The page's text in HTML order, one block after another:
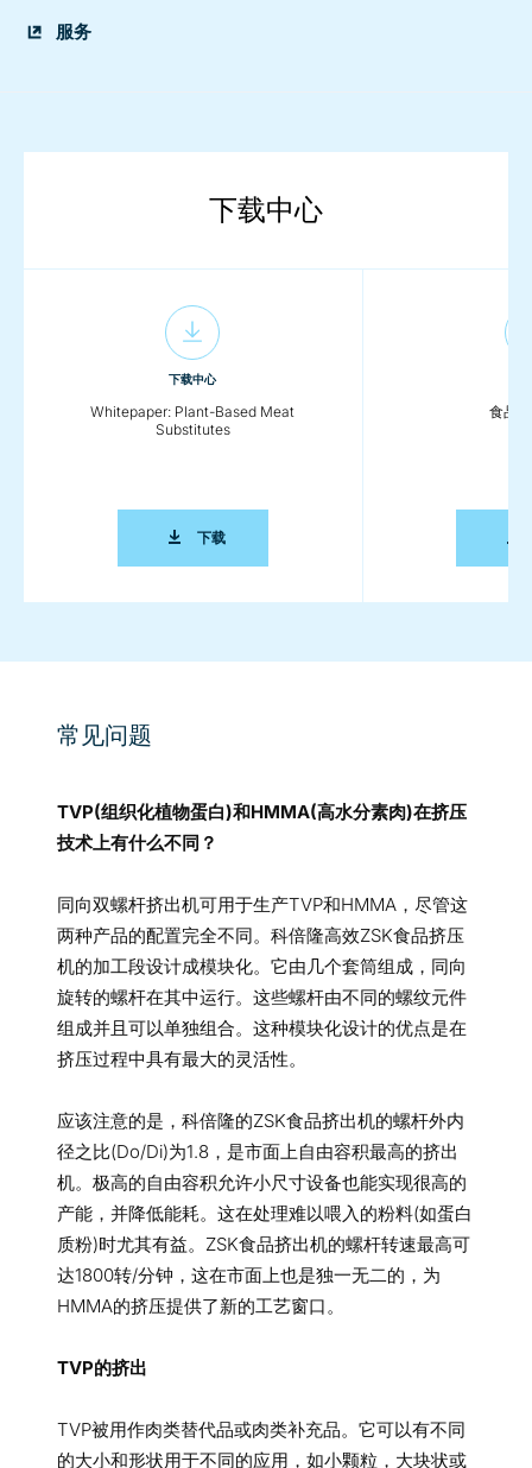
服务
下载中心
下载中心
Whitepaper: Plant-Based Meat
Substitutes
下载WHITEPAPER: PLANT-BASED MEAT
食品
常见问题
TVP(组织化植物蛋白)和HMMA(高水分素肉)在挤压
技术上有什么不同？
同向双螺杆挤出机可用于生产TVP和HMMA，尽管这
两种产品的配置完全不同。科倍隆高效ZSK食品挤压
机的加工段设计成模块化。它由几个套筒组成，同向
旋转的螺杆在其中运行。这些螺杆由不同的螺纹元件
组成并且可以单独组合。这种模块化设计的优点是在
挤压过程中具有最大的灵活性。
应该注意的是，科倍隆的ZSK食品挤出机的螺杆外内
径之比(Do/Di)为1.8，是市面上自由容积最高的挤出
机。极高的自由容积允许小尺寸设备也能实现很高的
产能，并降低能耗。这在处理难以喂入的粉料(如蛋白
质粉)时尤其有益。ZSK食品挤出机的螺杆转速最高可
达1800转/分钟，这在市面上也是独一无二的，为
HMMA的挤压提供了新的工艺窗口。
TVP的挤出
TVP被用作肉类替代品或肉类补充品。它可以有不同
的大小和形状用于不同的应用，如小颗粒，大块状或